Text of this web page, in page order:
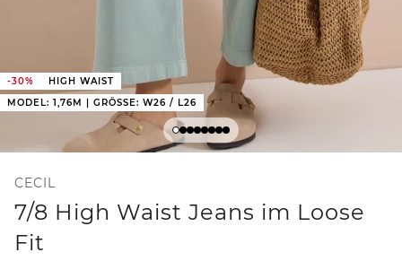
-30%
HIGH WAIST
MODEL: 1,76M | GRÖSSE: W26 / L26
CECIL
7/8 High Waist Jeans im Loose
Fit